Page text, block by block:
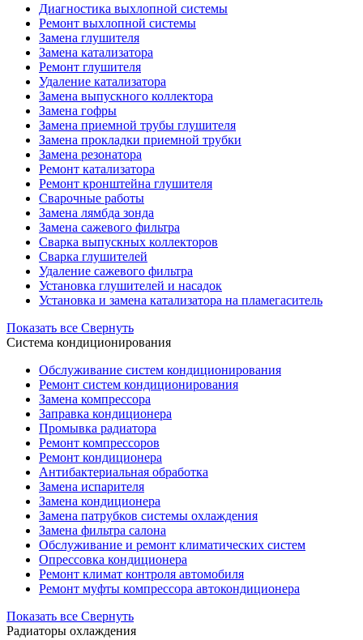
Диагностика выхлопной системы
Ремонт выхлопной системы
Замена глушителя
Замена катализатора
Ремонт глушителя
Удаление катализатора
Замена выпускного коллектора
Замена гофры
Замена приемной трубы глушителя
Замена прокладки приемной трубки
Замена резонатора
Ремонт катализатора
Ремонт кронштейна глушителя
Сварочные работы
Замена лямбда зонда
Замена сажевого фильтра
Сварка выпускных коллекторов
Сварка глушителей
Удаление сажевого фильтра
Установка глушителей и насадок
Установка и замена катализатора на пламегаситель
Показать все Свернуть
Система кондиционирования
Обслуживание систем кондиционирования
Ремонт систем кондиционирования
Замена компрессора
Заправка кондиционера
Промывка радиатора
Ремонт компрессоров
Ремонт кондиционера
Антибактериальная обработка
Замена испарителя
Замена кондиционера
Замена патрубков системы охлаждения
Замена фильтра салона
Обслуживание и ремонт климатических систем
Опрессовка кондиционера
Ремонт климат контроля автомобиля
Ремонт муфты компрессора автокондиционера
Показать все Свернуть
Радиаторы охлаждения